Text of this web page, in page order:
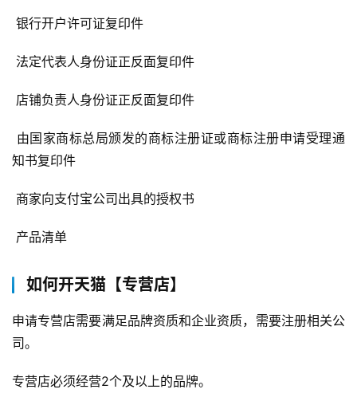
银行开户许可证复印件
法定代表人身份证正反面复印件
店铺负责人身份证正反面复印件
知书复印件
商家向支付宝公司出具的授权书
产品清单
如何开天猫【专营店】
申请专营店需要满足品牌资质和企业资质，需要注册相关公
司。
专营店必须经营2个及以上的品牌。